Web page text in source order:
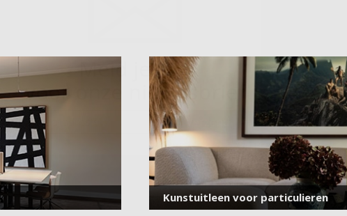
Kunstuitleen voor particulieren
Meld je aan
voor onze nieuwsbrief
E-
mailadres